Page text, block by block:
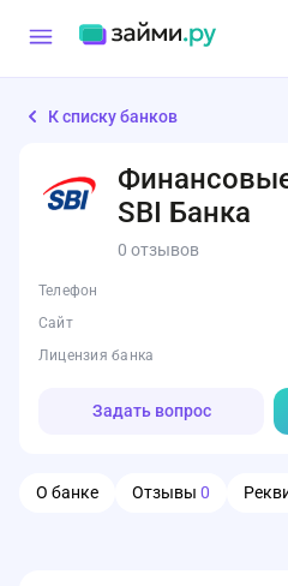
К списку банков
SBI Банка
0 отзывов
Телефон
Сайт
Лицензия банка
Задать вопрос
О банке Отзывы 0